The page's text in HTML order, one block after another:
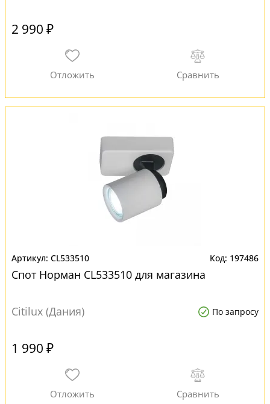
2 990 ₽
CL533510 197486
Спот Норман CL533510 для магазина
Citilux (Дания) По запросу
1 990 ₽